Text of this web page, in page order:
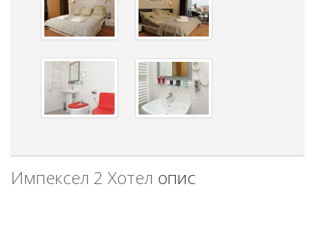
Импексел 2 Хотел опис